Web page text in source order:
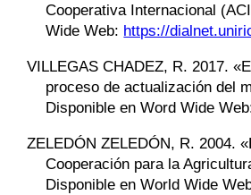
Cooperativa Internacional
Wide Web: https://
VILLEGAS CHADEZ, R. 2017.
proceso de actualización del
Disponible en Word Wide
ZELEDÓN ZELEDÓN, R. 2004.
Cooperación para la
Disponible en World Wide